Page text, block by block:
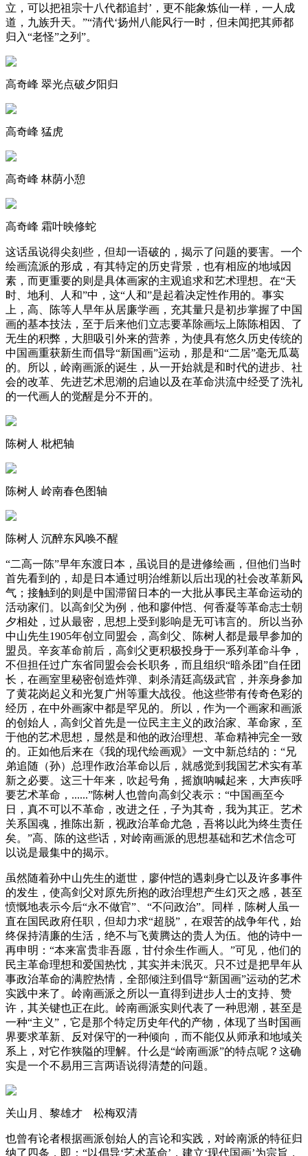
立，可以把祖宗十八代都追封’，更不能象炼仙一样，一人成
道，九族升天。”“清代‘扬州八能风行一时，但未闻把其师都
归入“老怪”之列”。
高奇峰 翠光点破夕阳归
高奇峰 猛虎
高奇峰 林荫小憩
高奇峰 霜叶映修蛇
‍‍‍这话虽说得尖刻些，但却一语破的，揭示了问题的要害。一个
绘画流派的形成，有其特定的历史背景，也有相应的地域因
素，而更重要的则是具体画家的主观追求和艺术理想。在“天
时、地利、人和”中，这“人和”是起着决定性作用的。事实
上，高、陈等人早年从居廉学画，充其量只是初步掌握了中国
画的基本技法，至于后来他们立志要革除画坛上陈陈相因、了
无生的积弊，大胆吸引外来的营养，为使具有悠久历史传统的
中国画重获新生而倡导“新国画”运动，那是和“二居”毫无瓜葛
的。所以，岭南画派的诞生，从一开始就是和时代的进步、社
会的改革、先进艺术思潮的启迪以及在革命洪流中经受了洗礼
的一代画人的觉醒是分不开的。
陈树人 枇杷轴
陈树人 岭南春色图轴
陈树人 沉醉东风唤不醒
‍‍‍“二高一陈”早年东渡日本，虽说目的是进修绘画，但他们当时
首先看到的，却是日本通过明治维新以后出现的社会改革新风
气；接触到的则是中国滞留日本的一大批从事民主革命运动的
活动家们。以高剑父为例，他和廖仲恺、何香凝等革命志士朝
夕相处，过从最密，思想上受到影响是无可讳言的。所以当孙
中山先生1905年创立同盟会，高剑父、陈树人都是最早参加的
盟员。辛亥革命前后，高剑父更积极投身于一系列革命斗争，
不但担任过广东省同盟会会长职务，而且组织“暗杀团”自任团
长，在画室里秘密创造炸弹、刺杀清廷高级武官，并亲身参加
了黄花岗起义和光复广州等重大战役。他这些带有传奇色彩的
经历，在中外画家中都是罕见的。所以，作为一个画家和画派
的创始人，高剑父首先是一位民主主义的政治家、革命家，至
于他的艺术思想，显然是和他的政治理想、革命精神完全一致
的。正如他后来在《我的现代绘画观》一文中新总结的：“兄
弟追随（孙）总理作政治革命以后，就感觉到我国艺术实有革
新之必要。这三十年来，吹起号角，摇旗呐喊起来，大声疾呼
要艺术革命，......”陈树人也曾向高剑父表示：“中国画至今
日，真不可以不革命，改进之任，子为其奇，我为其正。艺术
关系国魂，推陈出新，视政治革命尤急，吾将以此为终生责任
矣。”高、陈的这些话，对岭南画派的思想基础和艺术信念可
以说是最集中的揭示。
‍虽然随着孙中山先生的逝世，廖仲恺的遇刺身亡以及许多事件
的发生，使高剑父对原先所抱的政治理想产生幻灭之感，甚至
愤慨地表示今后“永不做官”、“不问政治”。同样，陈树人虽一
直在国民政府任职，但却力求“超脱”，在艰苦的战争年代，始
终保持清廉的生活，绝不与飞黄腾达的贵人为伍。他的诗中一
再申明：“本来富贵非吾愿，甘付余生作画人。”可见，他们的
民主革命理想和爱国热忱，其实并未泯灭。只不过是把早年从
事政治革命的满腔热情，全部倾注到倡导“新国画”运动的艺术
实践中来了。岭南画派之所以一直得到进步人士的支持、赞
许，其关键也正在此。岭南画派实则代表了一种思潮，甚至是
一种“主义”，它是那个特定历史年代的产物，体现了当时国画
界要求革新、反对保守的一种倾向，而不能仅从师承和地域关
系上，对它作狭隘的理解。什么是“岭南画派”的特点呢？这确
实是一个不易用三言两语说得清楚的问题。
关山月、黎雄才 松梅双清
也曾有论者根据画派创始人的言论和实践，对岭南派的特征归
纳了四条，即：“以倡导‘艺术革命’，建立‘现代国画’为宗旨，